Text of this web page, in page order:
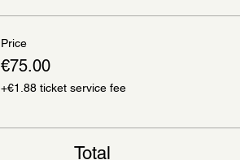
Price
€75.00
+€1.88 ticket service fee
Total